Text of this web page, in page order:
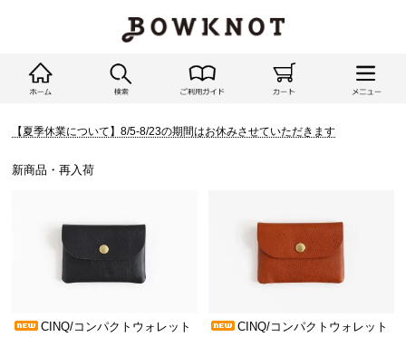
【夏季休業について】8/5-8/23の期間はお休みさせていただきます
新商品・再入荷
CINQ/コンパクトウォレット
CINQ/コンパクトウォレット